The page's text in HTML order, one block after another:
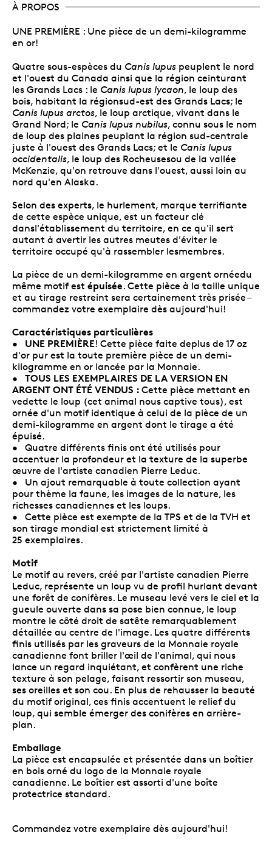
À PROPOS
UNE PREMIÈRE : Une pièce de un demi-kilogramme
en or!
Quatre sous-espèces du Canis lupus peuplent le nord
et l'ouest du Canada ainsi que la région ceinturant
les Grands Lacs : le Canis lupus lycaon, le loup des
bois, habitant la régionsud-est des Grands Lacs; le
Canis lupus arctos, le loup arctique, vivant dans le
Grand Nord; le Canis lupus nubilus, connu sous le nom
de loup des plaines peuplant la région sud-centrale
juste à l'ouest des Grands Lacs; et le Canis lupus
occidentalis, le loup des Rocheusesou de la vallée
McKenzie, qu'on retrouve dans l'ouest, aussi loin au
nord qu'en Alaska.
Selon des experts, le hurlement, marque terrifiante
de cette espèce unique, est un facteur clé
dansl'établissement du territoire, en ce qu'il sert
autant à avertir les autres meutes d'éviter le
territoire occupé qu'à rassembler lesmembres.
La pièce de un demi-kilogramme en argent ornéedu
même motif est épuisée. Cette pièce à la taille unique
et au tirage restreint sera certainement très prisée –
commandez votre exemplaire dès aujourd'hui!
Caractéristiques particulières
• UNE PREMIÈRE! Cette pièce faite deplus de 17 oz
d'or pur est la toute première pièce de un demi-
kilogramme en or lancée par la Monnaie.
• TOUS LES EXEMPLAIRES DE LA VERSION EN
ARGENT ONT ÉTÉ VENDUS : Cette pièce mettant en
vedette le loup (cet animal nous captive tous), est
ornée d'un motif identique à celui de la pièce de un
demi-kilogramme en argent dont le tirage a été
épuisé.
• Quatre différents finis ont été utilisés pour
accentuer la profondeur et la texture de la superbe
œuvre de l'artiste canadien Pierre Leduc.
• Un ajout remarquable à toute collection ayant
pour thème la faune, les images de la nature, les
richesses canadiennes et les loups.
• Cette pièce est exempte de la TPS et de la TVH et
son tirage mondial est strictement limité à
25 exemplaires.
Motif
Le motif au revers, créé par l'artiste canadien Pierre
Leduc, représente un loup vu de profil hurlant devant
une forêt de conifères. Le museau levé vers le ciel et la
gueule ouverte dans sa pose bien connue, le loup
montre le côté droit de satête remarquablement
détaillée au centre de l'image. Les quatre différents
finis utilisés par les graveurs de la Monnaie royale
canadienne font briller l'œil de l'animal, qui nous
lance un regard inquiétant, et confèrent une riche
texture à son pelage, faisant ressortir son museau,
ses oreilles et son cou. En plus de rehausser la beauté
du motif original, ces finis accentuent le relief du
loup, qui semble émerger des conifères en arrière-
plan.
Emballage
La pièce est encapsulée et présentée dans un boîtier
en bois orné du logo de la Monnaie royale
canadienne. Le boîtier est assorti d'une boîte
protectrice standard.
Commandez votre exemplaire dès aujourd'hui!